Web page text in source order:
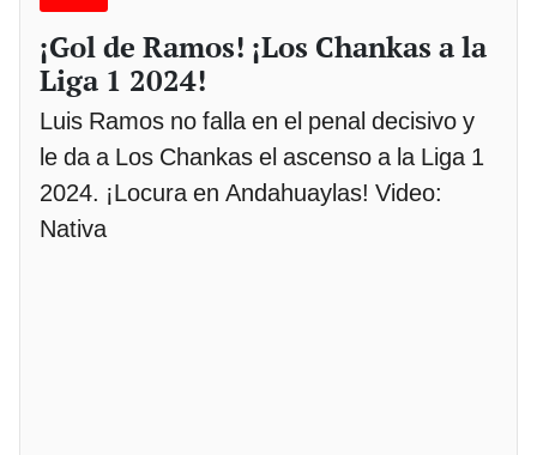
¡Gol de Ramos! ¡Los Chankas a la
Liga 1 2024!
Luis Ramos no falla en el penal decisivo y
le da a Los Chankas el ascenso a la Liga 1
2024. ¡Locura en Andahuaylas! Video:
Nativa